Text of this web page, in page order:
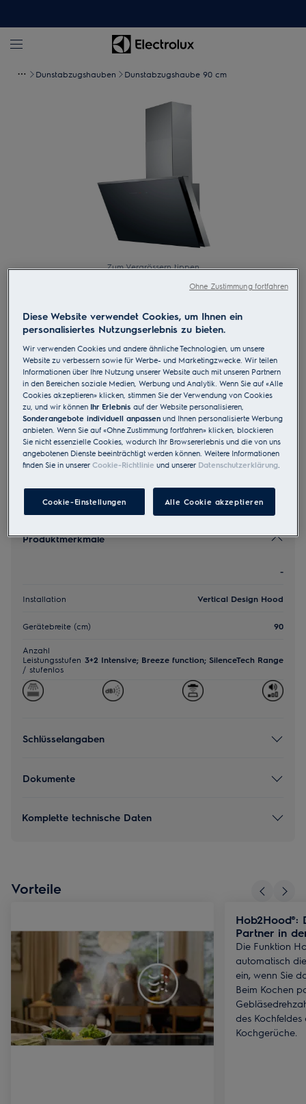
Dunstabzugshauben Dunstabzugshaube 90 cm
Zum Vergrössern tippen
WOSL9063CN
Abluft Umluft A++ 90 cm Chrom
4.8 (4)
EU Produkt Fiche
CHF 2’820.00
UVP inkl. MwSt CHF (exkl. vRB)
Produktmerkmale
-
Installation Vertical Design Hood
Gerätebreite (cm) 90
Anzahl
Leistungsstufen
/ stufenlos
3+2 Intensive; Breeze function; SilenceTech Range
Schlüsselangaben
Dokumente
Komplette technische Daten
Vorteile
Hob2Hood®:
Partner in
Die Funktion
automatisch
ein, wenn Sie
Beim Kochen
des
Kochgerüche.
Diese Website verwendet Cookies, um Ihnen ein
personalisiertes Nutzungserlebnis zu bieten.
Wir verwenden Cookies und andere ähnliche Technologien, um unsere
Website zu verbessern sowie für Werbe- und Marketingzwecke. Wir teilen
Informationen über Ihre Nutzung unserer Website auch mit unseren Partnern
in den Bereichen soziale Medien, Werbung und Analytik. Wenn Sie auf «Alle
Cookies akzeptieren» klicken, stimmen Sie der Verwendung von Cookies
zu, und wir können Ihr Erlebnisauf der Website personalisieren,
Sonderangebote individuell anpassen und Ihnen personalisierte Werbung
anbieten. Wenn Sie auf «Ohne Zustimmung fortfahren» klicken, blockieren
Sie nicht essenzielle Cookies, wodurch Ihr Browsererlebnis und die von uns
angebotenen Dienste beeinträchtigt werden können. Weitere Informationen
finden Sie in unsererCookie-Richtlinie und unserer Datenschutzerklärung
Cookie-Einstellungen Alle Cookie akzeptieren
Ohne Zustimmung fortfahren